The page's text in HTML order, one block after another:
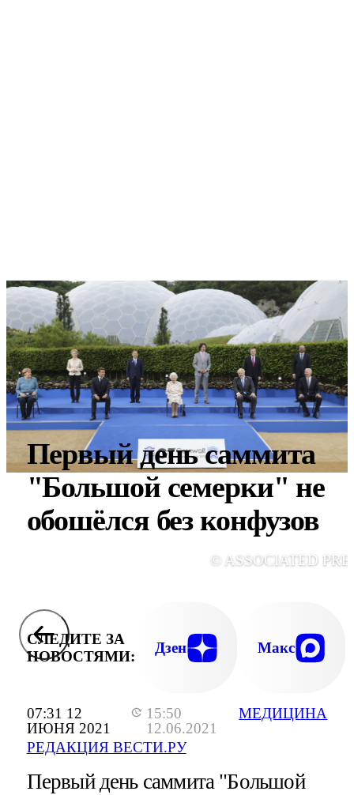
07:31 12
ИЮНЯ 2021
15:50
12.06.2021
РЕДАКЦИЯ ВЕСТИ.РУ
МЕДИЦИНА
Первый день саммита
"Большой семерки" не
обошёлся без конфузов
© ASSOCIATED
СЛЕДИТЕ ЗА
НОВОСТЯМИ:
Дзен Макс
Первый день саммита "Большой